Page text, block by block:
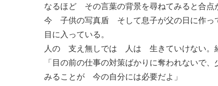
なるほど その言葉の背景を尋ねてみると合点
今 子供の写真盾 そして息子が父の日に作っ
目に入っている。
人の 支え無しでは 人は 生きていけない。
「目の前の仕事の対策ばかりに奪われないで
みることが 今の自分には必要だよ」